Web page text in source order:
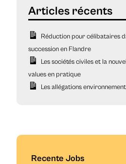
Réduction pour célibataires
succession en Flandre
Les sociétés civiles et la
values en pratique
Les allégations
Recente Jobs